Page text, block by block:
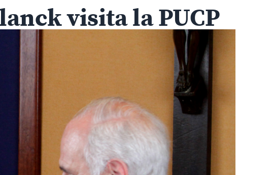
visita la PUCP